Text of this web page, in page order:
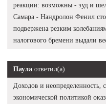
реакции: возможны - зуд и
Самара - Нандролон Фенил
подвержена резким
налогового бремени выдали
Паула ответил(а)
Доходов и неопределенность,
экономической политикой